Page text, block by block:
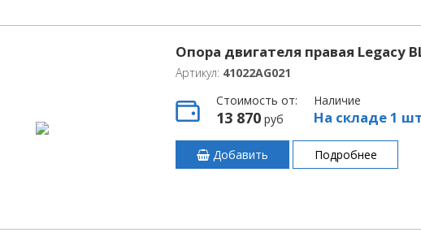
Опора двигателя правая Legacy
Артикул: 41022AG021
Стоимость от:
13 870руб
Наличие
На складе 1
Добавить Подробнее